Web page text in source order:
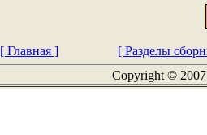
[ Главная ]
[ Разделы
Copyright ©